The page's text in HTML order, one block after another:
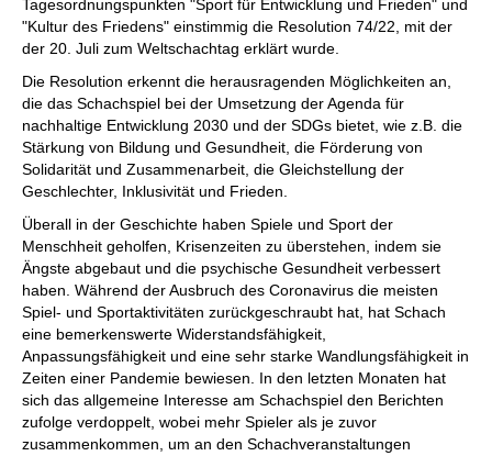
Tagesordnungspunkten "Sport für Entwicklung und Frieden" und
"Kultur des Friedens" einstimmig die Resolution 74/22, mit der
der 20. Juli zum Weltschachtag erklärt wurde.
Die Resolution erkennt die herausragenden Möglichkeiten an,
die das Schachspiel bei der Umsetzung der Agenda für
nachhaltige Entwicklung 2030 und der SDGs bietet, wie z.B. die
Stärkung von Bildung und Gesundheit, die Förderung von
Solidarität und Zusammenarbeit, die Gleichstellung der
Geschlechter, Inklusivität und Frieden.
Überall in der Geschichte haben Spiele und Sport der
Menschheit geholfen, Krisenzeiten zu überstehen, indem sie
Ängste abgebaut und die psychische Gesundheit verbessert
haben. Während der Ausbruch des Coronavirus die meisten
Spiel- und Sportaktivitäten zurückgeschraubt hat, hat Schach
eine bemerkenswerte Widerstandsfähigkeit,
Anpassungsfähigkeit und eine sehr starke Wandlungsfähigkeit in
Zeiten einer Pandemie bewiesen. In den letzten Monaten hat
sich das allgemeine Interesse am Schachspiel den Berichten
zufolge verdoppelt, wobei mehr Spieler als je zuvor
zusammenkommen, um an den Schachveranstaltungen